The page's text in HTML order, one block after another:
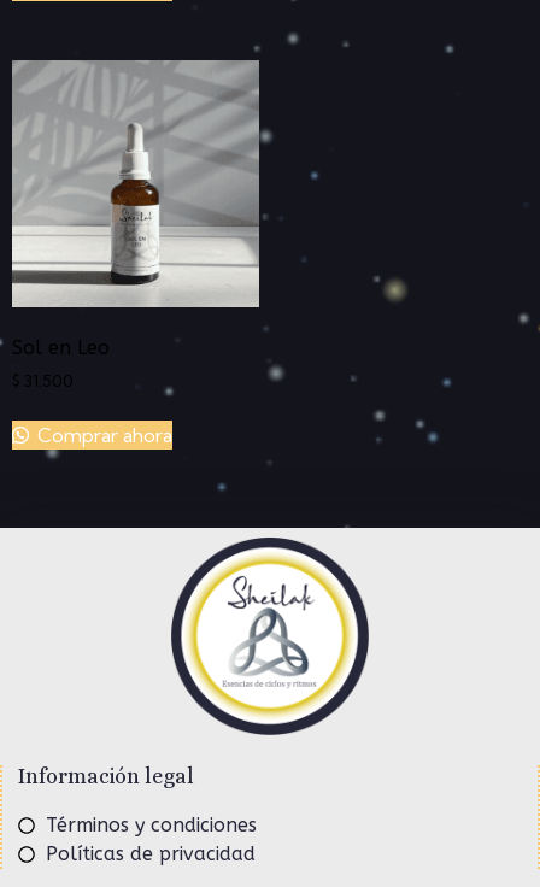
Sol en Leo
$ 31.500
Comprar ahora
Información legal
Términos y condiciones
Políticas de privacidad